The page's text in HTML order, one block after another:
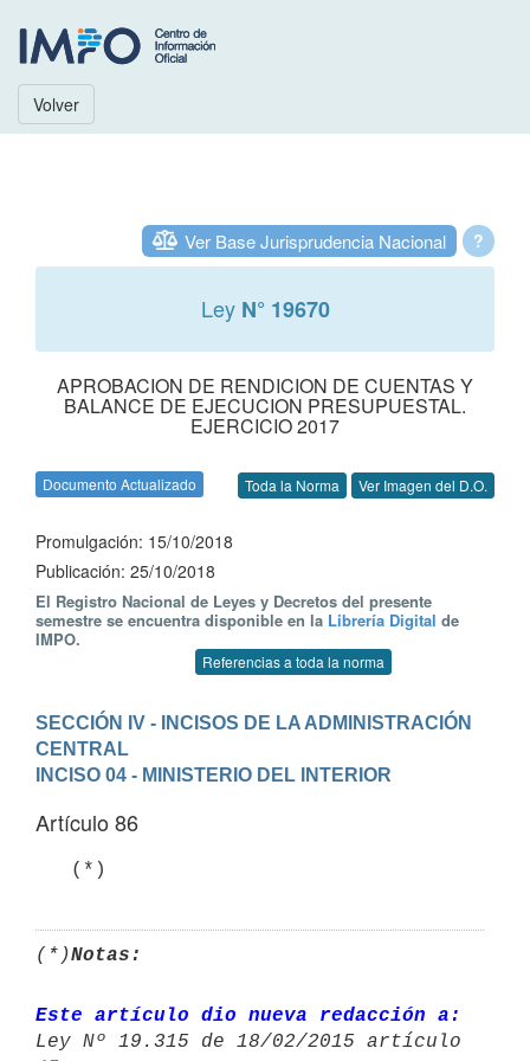
Volver
?
Ver Base Jurisprudencia Nacional
Ley N° 19670
APROBACION DE RENDICION DE CUENTAS Y
BALANCE DE EJECUCION PRESUPUESTAL.
EJERCICIO 2017
Documento Actualizado Toda la Norma Ver Imagen del D.O.
Promulgación: 15/10/2018
Publicación: 25/10/2018
El Registro Nacional de Leyes y Decretos del presente
semestre se encuentra disponible en la Librería Digital de
IMPO.
Referencias a toda la norma
SECCIÓN IV - INCISOS DE LA ADMINISTRACIÓN
CENTRAL
INCISO 04 - MINISTERIO DEL INTERIOR
Artículo 86
   (*)
(*)Notas:
Este artículo dio nueva redacción a: